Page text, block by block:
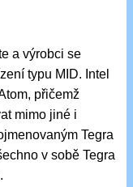
a výrobci se
typu MID. Intel
přičemž
mimo jiné i
Tegra
v sobě Tegra